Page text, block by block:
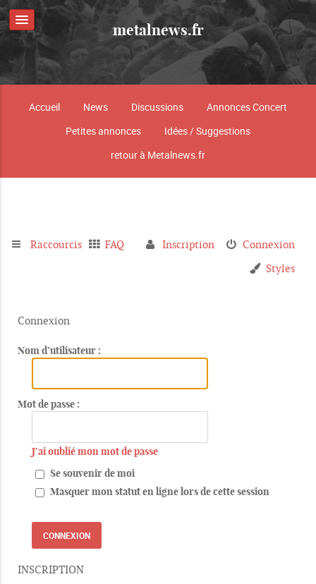
metalnews.fr
Accueil News Discussions
Annonces Concert
Petites annonces
Idées / Suggestions
retour à Metalnews.fr
Raccourcis FAQ Connexion
Inscription
Styles
Connexion
Nom d’utilisateur :
Mot de passe :
J’ai oublié mon mot de passe
Se souvenir de moi
Masquer mon statut en ligne lors de cette session
INSCRIPTION